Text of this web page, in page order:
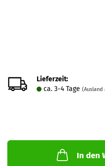
Lieferzeit:
ca. 3-4 Tage (Ausland
In den